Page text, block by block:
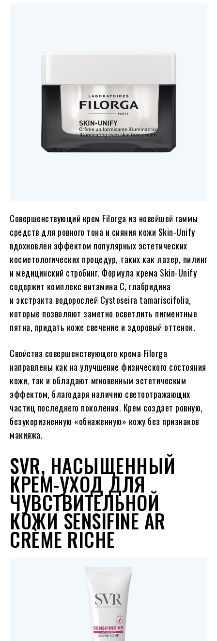
Совершенствующий крем Filorga из новейшей гаммы
средств для ровного тона и сияния кожи Skin-Unify
вдохновлен эффектом популярных эстетических
косметологических процедур, таких как лазер, пилинг
и медицинский стробинг. Формула крема Skin-Unify
содержит комплекс витамина С, глабридина
и экстракта водорослей Cystoseira tamariscifolia,
которые позволяют заметно осветлить пигментные
пятна, придать коже свечение и здоровый оттенок.
Свойства совершенствующего крема Filorga
направлены как на улучшение физического состояния
кожи, так и обладают мгновенным эстетическим
эффектом, благодаря наличию светоотражающих
частиц последнего поколения. Крем создает ровную,
безукоризненную «обнаженную» кожу без признаков
макияжа.
SVR, НАСЫЩЕННЫЙ
КРЕМ-УХОД ДЛЯ
ЧУВСТВИТЕЛЬНОЙ
КОЖИ SENSIFINE AR
CRÈME RICHE